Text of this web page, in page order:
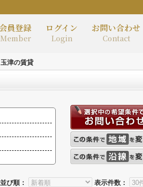
員登録
Member
ログイン
Login
お問い合わせ
Contact
玉津の賃貸
並び順： 表示件数：